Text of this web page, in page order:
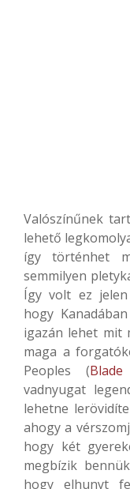
Valószínűnek
lehető
így történhet
semmilyen
Így volt ez
hogy
igazán lehet mit
maga a
Peoples (
vadnyugat
lehetne
ahogy a
hogy két
megbízik
hogy elhunyt